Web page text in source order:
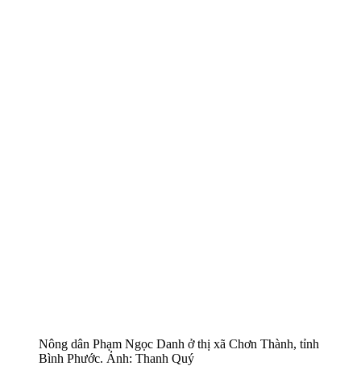
Nông dân Phạm Ngọc Danh ở thị xã Chơn Thành, tỉnh
Bình Phước. Ảnh: Thanh Quý